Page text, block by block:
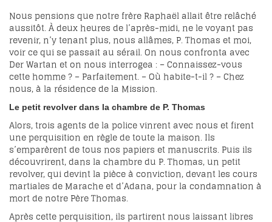
Nous pensions que notre frère Raphaël allait être relâché
aussitôt. À deux heures de l’après-midi, ne le voyant pas
revenir, n’y tenant plus, nous allâmes, P. Thomas et moi,
voir ce qui se passait au sérail. On nous confronta avec
Der Wartan et on nous interrogea : – Connaissez-vous
cette homme ? – Parfaitement. – Où habite-t-il ? – Chez
nous, à la résidence de la Mission.
Le petit revolver dans la chambre de P. Thomas
Alors, trois agents de la police vinrent avec nous et firent
une perquisition en règle de toute la maison. Ils
s’emparèrent de tous nos papiers et manuscrits. Puis ils
découvrirent, dans la chambre du P. Thomas, un petit
revolver, qui devint la pièce à conviction, devant les cours
martiales de Marache et d’Adana, pour la condamnation à
mort de notre Père Thomas.
Après cette perquisition, ils partirent nous laissant libres